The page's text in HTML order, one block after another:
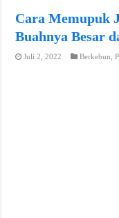
Cara Memupuk
Buahnya Besar
Juli 2, 2022 Berkebun ,